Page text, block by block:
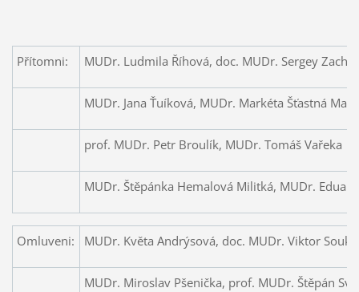
Přítomni: MUDr. Ludmila Říhová, doc. MUDr. Sergey
MUDr. Jana Ťuíková, MUDr. Markéta Šťastná
prof. MUDr. Petr Broulík, MUDr. Tomáš Vařeka
MUDr. Štěpánka Hemalová Militká, MUDr.
Omluveni: MUDr. Květa Andrýsová, doc. MUDr. Viktor
MUDr. Miroslav Pšenička, prof. MUDr. Štěpán